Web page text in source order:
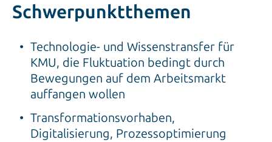
Schwerpunktthemen
Technologie- und Wissenstransfer für
KMU, die Fluktuation bedingt durch
Bewegungen auf dem Arbeitsmarkt
auffangen wollen
Transformationsvorhaben,
Digitalisierung, Prozessoptimierung